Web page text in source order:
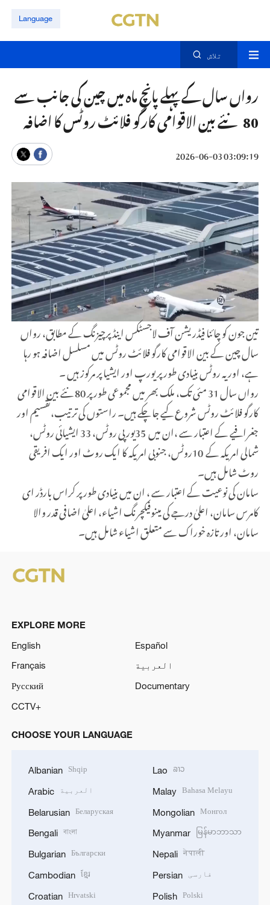
Language
تلاش
رواں سال کے پہلے پانچ ماہ میں چین کی جانب سے
80 نئے بین الاقوامی کارگو فلائٹ روٹس کا اضافہ
03:09:19 2026-06-03
تین جون کو چائنا فیڈریشن آف لاجسٹکس اینڈ پرچیزنگ کے مطابق، رواں
سال چین کے بین الاقوامی کارگو فلائٹ روٹس میں مسلسل اضافہ ہو رہا
ہے، اور یہ روٹس بنیادی طور پر یورپ اور ایشیا پر مرکوز ہیں ۔
رواں سال 31 مئی تک، ملک بھر میں مجموعی طور پر 80 نئے بین الاقوامی
کارگو فلائٹ روٹس شروع کیے جا چکے ہیں۔ راستوں کی ترتیب،تقسیم اور
جغرافیے کے اعتبار سے ،ان میں35 یورپی روٹس، 33 ایشیائی روٹس،
شمالی امریکہ کے10روٹس، جنوبی امریکہ کا ایک روٹ اور ایک افریقی
روٹ شامل ہیں۔
سامان کی نوعیت کے اعتبار سے ، ان میں بنیادی طور پر کراس بارڈر ای
کامرس سامان، اعلیٰ درجے کی مینوفیکچرنگ اشیاء، اعلیٰ اضافی قدر والا
سامان، اور تازہ خوراک سے متعلق اشیاء شامل ہیں۔
EXPLORE MORE
English
Español
Français
العربية
Русский
Documentary
CCTV+
CHOOSE YOUR LANGUAGE
Albanian Shqip
Arabic العربية
Belarusian Беларуская
Bengali বাংলা
Bulgarian Български
Cambodian ខ្មែរ
Croatian Hrvatski
Lao ລາວ
Malay Bahasa Melayu
Mongolian Монгол
Myanmar မြန်မာဘာသာ
Nepali नेपाली
Persian فارسی
Polish Polski